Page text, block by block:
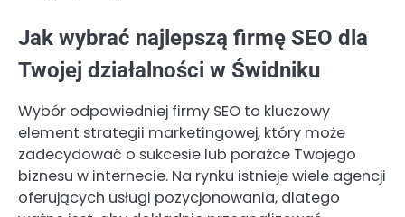
Jak wybrać najlepszą firmę SEO dla
Twojej działalności w Świdniku
Wybór odpowiedniej firmy SEO to kluczowy
element strategii marketingowej, który może
zadecydować o sukcesie lub porażce Twojego
biznesu w internecie. Na rynku istnieje wiele agencji
oferujących usługi pozycjonowania, dlatego